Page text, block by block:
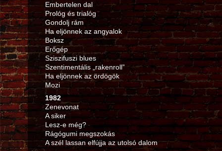
Embertelen dal
Prológ és trialóg
Gondolj rám
Ha eljönnek az angyalok
Boksz
Erőgép
Sziszifuszi blues
Szentimentális „rakenroll”
Ha eljönnek az ördögök
Mozi
1982
Zenevonat
A siker
Lesz-e még?
Rágógumi megszokás
A szél lassan elfújja az utolsó dalom